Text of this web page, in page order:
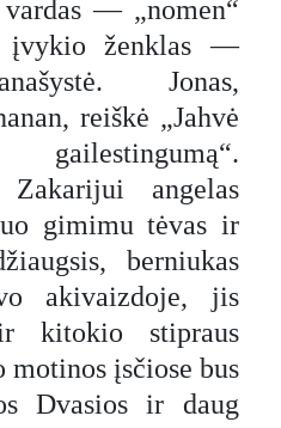
— „nomen“
įvykio ženklas —
Jonas,
reiškė „Jahvė
Zakarijui angelas
gimimu tėvas ir
berniukas
akivaizdoje, jis
kitokio stipraus
motinos įsčiose bus
Dvasios ir daug